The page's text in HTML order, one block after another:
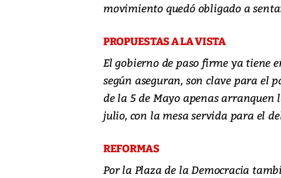
movimiento quedó obligado a
PROPUESTAS A LA VISTA
El gobierno de paso firme ya tiene
según aseguran, son clave para el
de la 5 de Mayo apenas arranquen
julio, con la mesa servida para el
REFORMAS
Por la Plaza de la Democracia